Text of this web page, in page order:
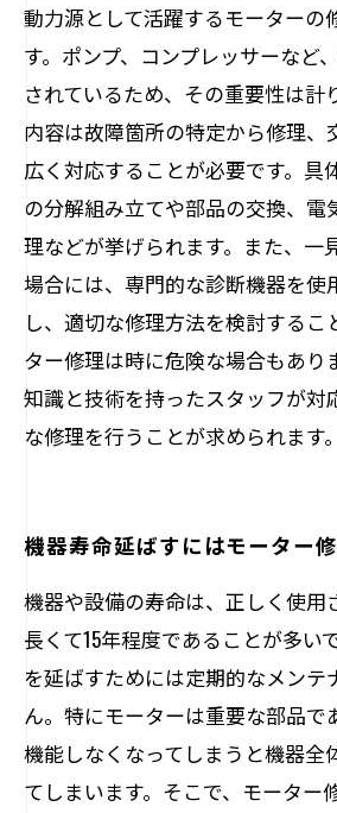
動力源として活躍するモーターの
す。ポンプ、コンプレッサーなど
されているため、その重要性は計
内容は故障箇所の特定から修理、
広く対応することが必要です。具
の分解組み立てや部品の交換、電
理などが挙げられます。また、一
場合には、専門的な診断機器を使
し、適切な修理方法を検討するこ
ター修理は時に危険な場合もあり
知識と技術を持ったスタッフが対
な修理を行うことが求められます。
機器寿命延ばすにはモーター
機器や設備の寿命は、正しく使用
長くて15年程度であることが多い
を延ばすためには定期的なメンテ
ん。特にモーターは重要な部品で
機能しなくなってしまうと機器全
てしまいます。そこで、モーター